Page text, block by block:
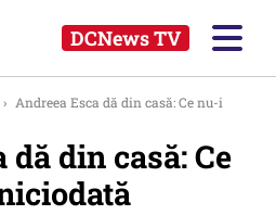
DCNews TV
› Andreea Esca dă din casă: Ce nu-i
dă din casă: Ce